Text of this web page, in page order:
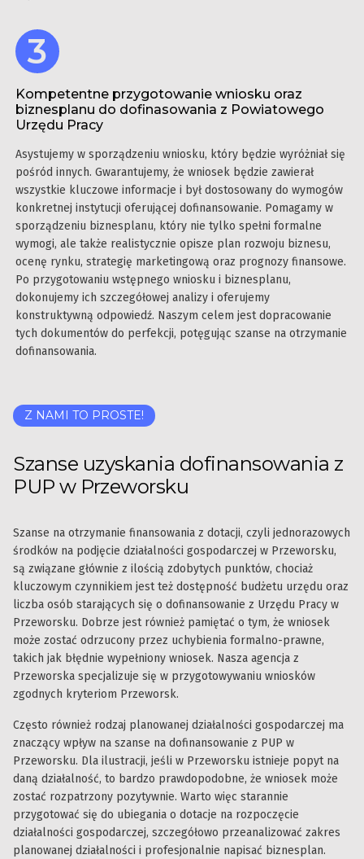
Kompetentne przygotowanie wniosku oraz
biznesplanu do dofinasowania z Powiatowego
Urzędu Pracy
Asystujemy w sporządzeniu wniosku, który będzie wyróżniał się
pośród innych. Gwarantujemy, że wniosek będzie zawierał
wszystkie kluczowe informacje i był dostosowany do wymogów
konkretnej instytucji oferującej dofinansowanie. Pomagamy w
sporządzeniu biznesplanu, który nie tylko spełni formalne
wymogi, ale także realistycznie opisze plan rozwoju biznesu,
ocenę rynku, strategię marketingową oraz prognozy finansowe.
Po przygotowaniu wstępnego wniosku i biznesplanu,
dokonujemy ich szczegółowej analizy i oferujemy
konstruktywną odpowiedź. Naszym celem jest dopracowanie
tych dokumentów do perfekcji, potęgując szanse na otrzymanie
dofinansowania.
Z NAMI TO PROSTE!
Szanse uzyskania dofinansowania z
PUP w Przeworsku
Szanse na otrzymanie finansowania z dotacji, czyli jednorazowych
środków na podjęcie działalności gospodarczej w Przeworsku,
są związane głównie z ilością zdobytych punktów, chociaż
kluczowym czynnikiem jest też dostępność budżetu urzędu oraz
liczba osób starających się o dofinansowanie z Urzędu Pracy w
Przeworsku. Dobrze jest również pamiętać o tym, że wniosek
może zostać odrzucony przez uchybienia formalno-prawne,
takich jak błędnie wypełniony wniosek. Nasza agencja z
Przeworska specjalizuje się w przygotowywaniu wniosków
zgodnych kryteriom Przeworsk.
Często również rodzaj planowanej działalności gospodarczej ma
znaczący wpływ na szanse na dofinansowanie z PUP w
Przeworsku. Dla ilustracji, jeśli w Przeworsku istnieje popyt na
daną działalność, to bardzo prawdopodobne, że wniosek może
zostać rozpatrzony pozytywnie. Warto więc starannie
przygotować się do ubiegania o dotacje na rozpoczęcie
działalności gospodarczej, szczegółowo przeanalizować zakres
planowanej działalności i profesjonalnie napisać biznesplan.